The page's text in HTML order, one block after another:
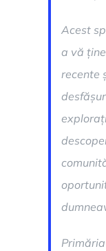
Acest
a vă
recente